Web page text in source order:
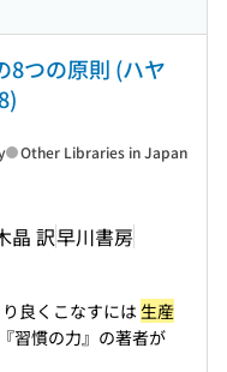
8つの原則 (ハヤ
晶 訳早川書房
Other Libraries in Japan
良くこなすには 生産
習慣の力』の著者が